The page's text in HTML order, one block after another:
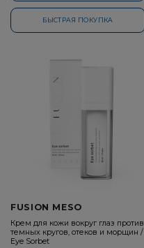
БЫСТРАЯ ПОКУПКА
FUSION MESO
Крем для кожи вокруг глаз против
темных кругов, отеков и морщин /
Eye Sorbet